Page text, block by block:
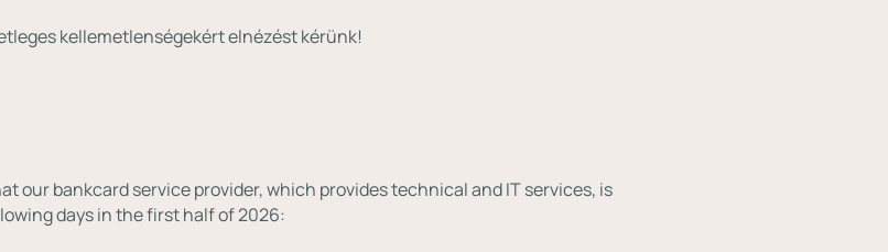
kellemetlenségekért elnézést kérünk!
our bankcard service provider, which provides technical and IT services, is
days in the first half of 2026: